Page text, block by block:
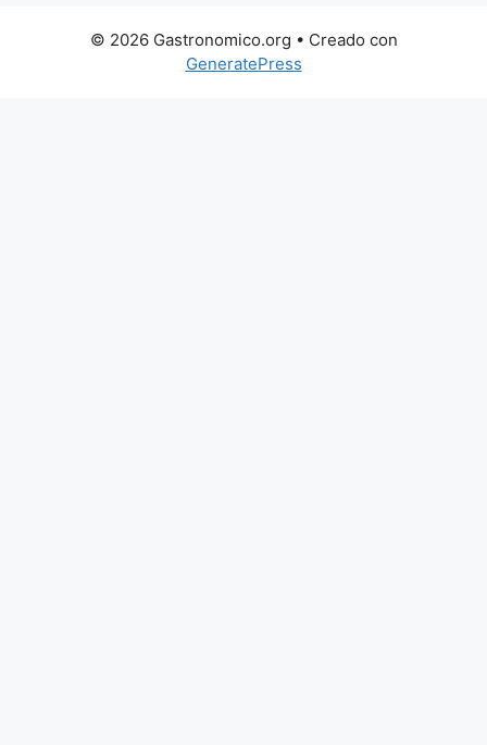
© 2026 Gastronomico.org • Creado con
GeneratePress